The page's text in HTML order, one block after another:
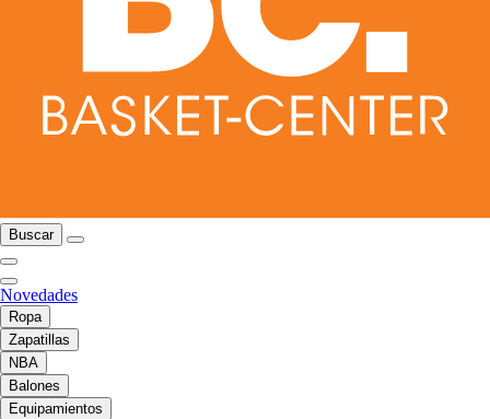
Buscar
Novedades
Ropa
Zapatillas
NBA
Balones
Equipamientos